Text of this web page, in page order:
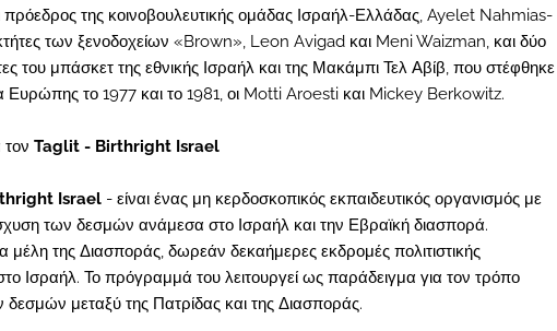
πρόεδρος της κοινοβουλευτικής ομάδας Ισραήλ-Ελλάδας, Ayelet Nahmias-
των ξενοδοχείων «Brown», Leon Avigad και Meni Waizman, και δύο
του μπάσκετ της εθνικής Ισραήλ και της Μακάμπι Τελ Αβίβ, που στέφθηκε
Ευρώπης το 1977 και το 1981, οι Motti Aroesti και Mickey Berkowitz.
τον Taglit - Birthright Israel
Israel - είναι ένας μη κερδοσκοπικός εκπαιδευτικός οργανισμός με
των δεσμών ανάμεσα στο Ισραήλ και την Εβραϊκή διασπορά.
μέλη της Διασποράς, δωρεάν δεκαήμερες εκδρομές πολιτιστικής
Ισραήλ. Το πρόγραμμά του λειτουργεί ως παράδειγμα για τον τρόπο
δεσμών μεταξύ της Πατρίδας και της Διασποράς.